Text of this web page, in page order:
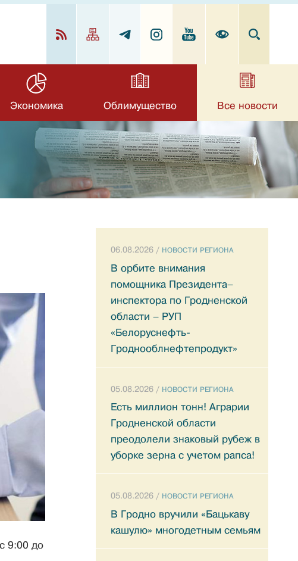
Экономика Облимущество Все новости
9:00 до
06.08.2026 / НОВОСТИ РЕГИОНА
В орбите внимания
помощника Президента–
инспектора по Гродненской
области – РУП
«Белоруснефть-
Гроднооблнефтепродукт»
05.08.2026 / НОВОСТИ РЕГИОНА
Есть миллион тонн! Аграрии
Гродненской области
преодолели знаковый рубеж в
уборке зерна с учетом рапса!
05.08.2026 / НОВОСТИ РЕГИОНА
В Гродно вручили «Бацькаву
кашулю» многодетным семьям